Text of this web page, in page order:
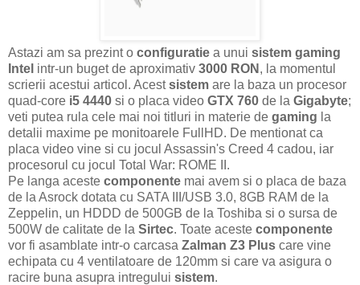
Astazi am sa prezint o configuratie a unui sistem gaming
Intel intr-un buget de aproximativ 3000 RON , la momentul
scrierii acestui articol. Acestsistem are la baza un procesor
quad-core i5 4440 si o placa video GTX 760 de la Gigabyte;
veti putea rula cele mai noi titluri in materie de gaming la
detalii maxime pe monitoarele FullHD. De mentionat ca
placa video vine si cu jocul Assassin's Creed 4 cadou, iar
procesorul cu jocul Total War: ROME II.
Pe langa aceste componente mai avem si o placa de baza
de la Asrock dotata cu SATA III/USB 3.0, 8GB RAM de la
Zeppelin, un HDDD de 500GB de la Toshiba si o sursa de
500W de calitate de la Sirtec. Toate aceste componente
vor fi asamblate intr-o carcasa Zalman Z3 Plus care vine
echipata cu 4 ventilatoare de 120mm si care va asigura o
racire buna asupra intregului sistem.